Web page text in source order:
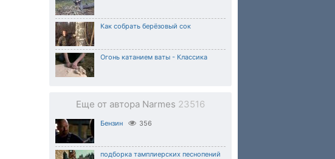
Как собрать берёзовый сок
Огонь катанием ваты - Классика
Еще от автора Narmes 23516
Бензин 356
подборка тамплиерских песнопений